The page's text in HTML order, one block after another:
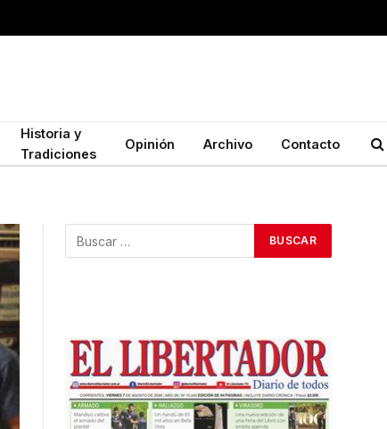
Historia y
Tradiciones
Opinión Archivo Contacto